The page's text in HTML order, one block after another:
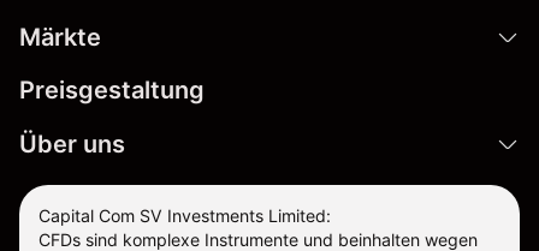
Märkte
Preisgestaltung
Über uns
Capital Com SV Investments Limited:
CFDs sind komplexe Instrumente und beinhalten wegen